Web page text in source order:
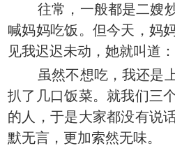
往常，一般都是二嫂
喊妈妈吃饭。但今天，妈
见我迟迟未动，她就叫道
虽然不想吃，我还是
扒了几口饭菜。就我们三
的人，于是大家都没有说
默无言，更加索然无味。